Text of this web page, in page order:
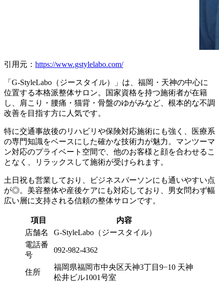
引用元： https://www.gstylelabo.com/
「G-StyleLabo（ジースタイル）」は、福岡・天神の中心に
位置する本格派整体サロン。国家資格を持つ施術者が在籍
し、肩こり・腰痛・猫背・骨盤のゆがみなど、根本的な不調
改善を目指す方に人気です。
特に交通事故後のリハビリや保険対応施術にも強く、医療系
の専門知識をベースにした確かな技術力が魅力。マンツーマ
ン対応のプライベート空間で、他のお客様と顔を合わせるこ
となく、リラックスして施術が受けられます。
土日祝も営業しており、ビジネスパーソンにも通いやすい点
が◎。美容整体や産後ケアにも対応しており、男女問わず幅
広い層に支持される信頼の整体サロンです。
項目
内容
店舗名
G-StyleLabo（ジースタイル）
電話番
号
092-982-4362
住所
福岡県福岡市中央区天神3丁目9−10 天神
松井ビル1001号室